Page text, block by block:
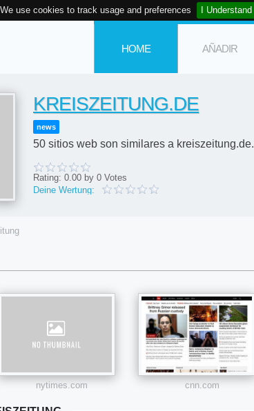
We use cookies to track usage and preferences I Understand
HOME AÑADIR
KREISZEITUNG.DE
news
50 sitios web son similares a kreiszeitung.de.
Rating: 0.00 by 0 Votes
Deine Wertung:
nytimes.com cnn.com